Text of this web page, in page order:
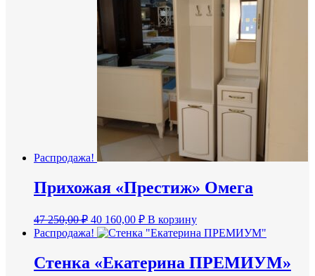
Распродажа!
Прихожая «Престиж» Омега
47 250,00₽ Первоначальная
цена
составляла
250,00 ₽.
40 160,00 ₽Текущая
цена:
40
В корзину
Распродажа!
Стенка «Екатерина ПРЕМИУМ»